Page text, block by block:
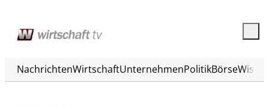
NachrichtenWirtschaftUnternehmenPolitikBörse